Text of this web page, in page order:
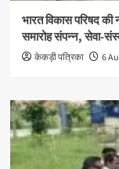
भारत विकास परिषद की
समारोह संपन्न, सेवा-
केकड़ी पत्रिका 6